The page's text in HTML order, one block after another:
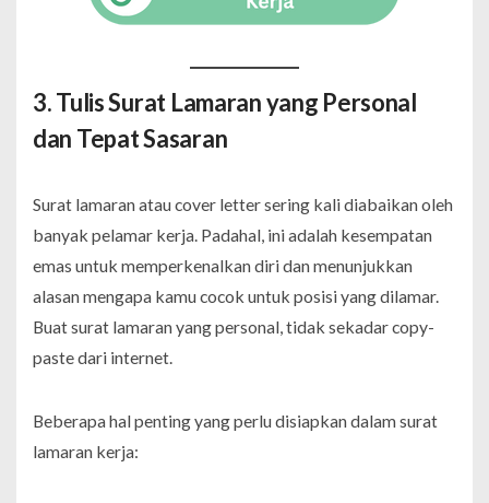
3. Tulis Surat Lamaran yang Personal
dan Tepat Sasaran
Surat lamaran atau cover letter sering kali diabaikan oleh
banyak pelamar kerja. Padahal, ini adalah kesempatan
emas untuk memperkenalkan diri dan menunjukkan
alasan mengapa kamu cocok untuk posisi yang dilamar.
Buat surat lamaran yang personal, tidak sekadar copy-
paste dari internet.
Beberapa hal penting yang perlu disiapkan dalam surat
lamaran kerja: